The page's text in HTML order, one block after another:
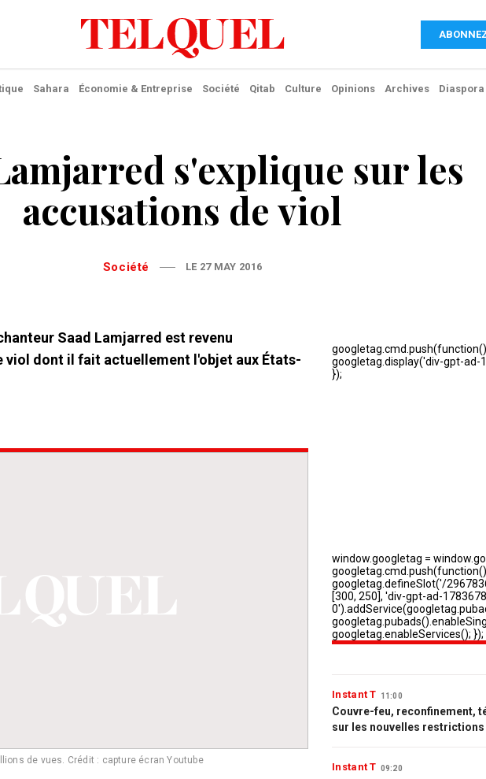
Sahara Économie & Entreprise Société Qitab Culture Opinions Archives Diaspora
s'explique sur les
accusations de viol
Société LE 27 MAY 2016
Saad Lamjarred est revenu
viol dont il fait actuellement l'objet aux États-
de vues. Crédit : capture écran Youtube
Instant T 11:00
Couvre-feu, reconfinement,
sur les nouvelles
Instant T 09:20